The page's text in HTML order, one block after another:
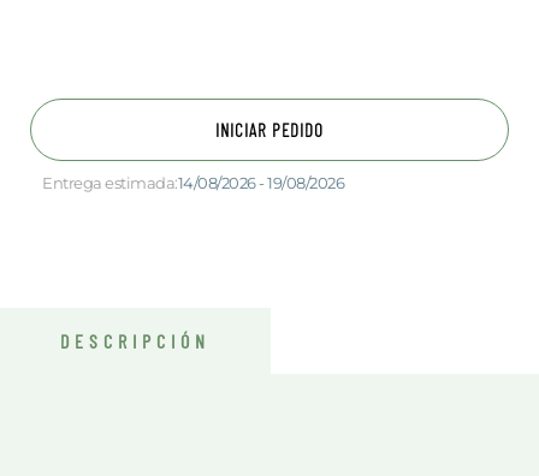
INICIAR PEDIDO
Entrega estimada:14/08/2026 - 19/08/2026
DESCRIPCIÓN